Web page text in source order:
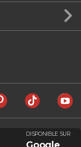
DISPONIBLE SUR
Google